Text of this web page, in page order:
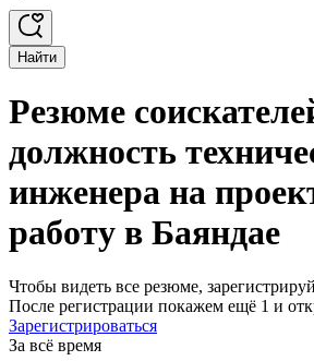
Найти
Резюме
должность
инженера на
работу в Баяндае
Чтобы видеть все резюме,
После регистрации покажем ещё 1 и
Зарегистрироваться
За всё время